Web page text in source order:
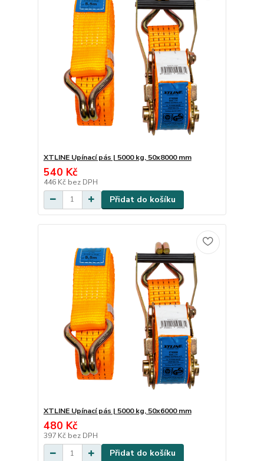
XTLINE Upínací pás | 5000 kg, 50x8000 mm
540 Kč
446 Kč bez DPH
Přidat do košíku
XTLINE Upínací pás | 5000 kg, 50x6000 mm
480 Kč
397 Kč bez DPH
Přidat do košíku